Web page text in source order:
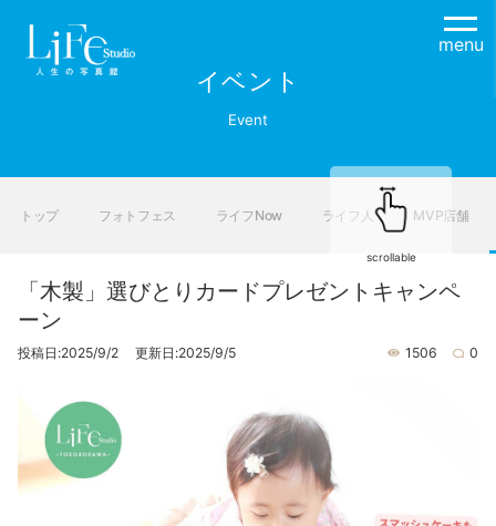
menu
イベント
Event
トップ フォトフェス ライフNow ライフ人 MVP店舗
scrollable
「木製」選びとりカードプレゼントキャンペ
ーン
投稿日:2025/9/2 更新日:2025/9/5 1506 0